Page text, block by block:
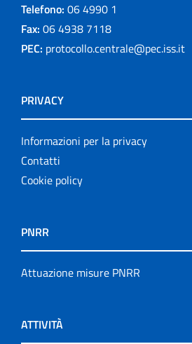
Telefono: 06 4990 1
Fax: 06 4938 7118
PEC: protocollo.centrale@pec.iss.it
PRIVACY
Informazioni per la privacy
Contatti
Cookie policy
PNRR
Attuazione misure PNRR
ATTIVITÀ